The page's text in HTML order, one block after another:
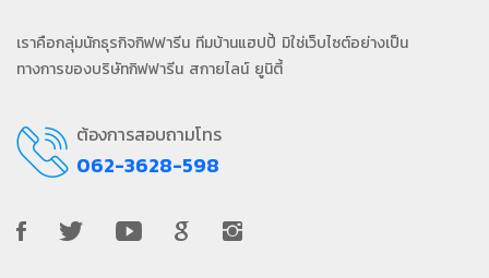
เราคือกลุ่มนักธุรกิจกิฟฟารีน ทีมบ้านแฮปปี้ มิใช่เว็บไซต์อย่างเป็น
ทางการของบริษัทกิฟฟารีน สกายไลน์ ยูนิตี้
ต้องการสอบถามโทร
062-3628-598